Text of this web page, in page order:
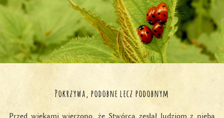
Pokrzywa, podobne lecz podobnym